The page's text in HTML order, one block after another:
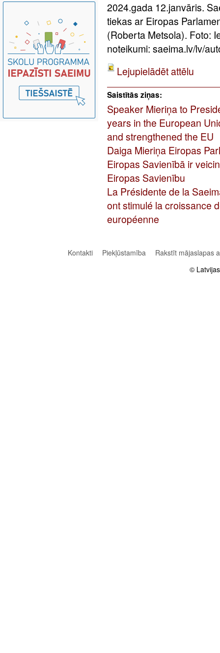
2024.gada 12.janvāris.
tiekas ar Eiropas
(Roberta Metsola). Foto:
noteikumi: saeima.lv/lv/
Lejupielādēt attēlu
Saistītās ziņas:
Speaker Mieriņa to
years in the European
and strengthened the EU
Daiga Mieriņa Eiropas
Eiropas Savienībā ir
Eiropas Savienību
La Présidente de la
ont stimulé la croissance
européenne
Kontakti Piekļūstamība
Rakstīt mājaslapas
©